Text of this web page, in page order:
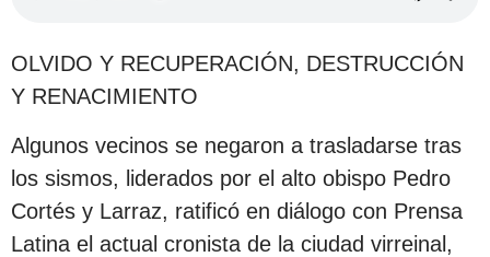
OLVIDO Y RECUPERACIÓN, DESTRUCCIÓN
Y RENACIMIENTO
Algunos vecinos se negaron a trasladarse tras
los sismos, liderados por el alto obispo Pedro
Cortés y Larraz, ratificó en diálogo con Prensa
Latina el actual cronista de la ciudad virreinal,